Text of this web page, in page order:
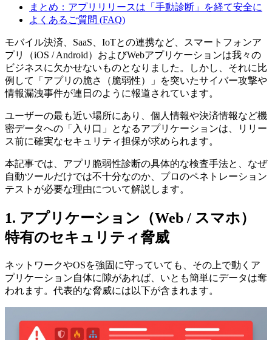
まとめ：アプリリリースは「手動診断」を経て安全に
よくあるご質問 (FAQ)
モバイル決済、SaaS、IoTとの連携など、スマートフォンア
プリ（iOS / Android）およびWebアプリケーションは我々の
ビジネスに欠かせないものとなりました。しかし、それに比
例して「アプリの脆さ（脆弱性）」を突いたサイバー攻撃や
情報漏洩事件が連日のように報道されています。
ユーザーの最も近い場所にあり、個人情報や決済情報など機
密データへの「入り口」となるアプリケーションは、リリー
ス前に確実なセキュリティ担保が求められます。
本記事では、アプリ脆弱性診断の具体的な検査手法と、なぜ
自動ツールだけでは不十分なのか、プロのペネトレーション
テストが必要な理由について解説します。
1. アプリケーション（Web / スマホ）
特有のセキュリティ脅威
ネットワークやOSを強固に守っていても、その上で動くア
プリケーション自体に隙があれば、いとも簡単にデータは奪
われます。代表的な脅威には以下が含まれます。